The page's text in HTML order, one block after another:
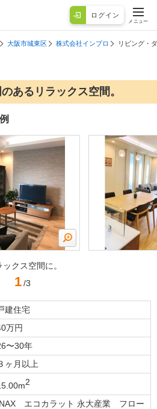
ログイン
メニュー
大阪市城東区 株式会社インプロ リビング・
あるリラックス空間。
クス空間に。
1 /3
建住宅
万円
〜30年
ヶ月以上
2
エコカラット 永大産業 フロー